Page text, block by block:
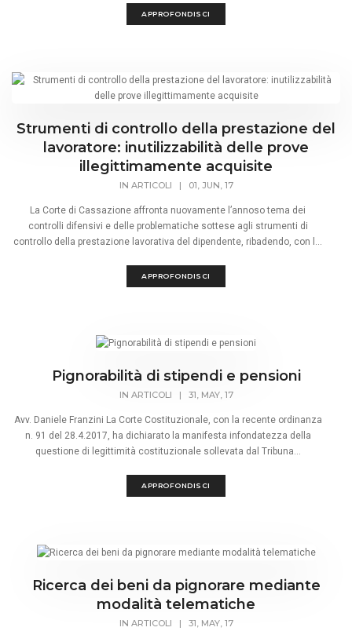
APPROFONDISCI
Strumenti di controllo della prestazione del
lavoratore: inutilizzabilità delle prove
illegittimamente acquisite
IN ARTICOLI | 01, JUN, 17
La Corte di Cassazione affronta nuovamente l’annoso tema dei
controlli difensivi e delle problematiche sottese agli strumenti di
controllo della prestazione lavorativa del dipendente, ribadendo, con l...
APPROFONDISCI
Pignorabilità di stipendi e pensioni
IN ARTICOLI | 31, MAY, 17
Avv. Daniele Franzini La Corte Costituzionale, con la recente ordinanza
n. 91 del 28.4.2017, ha dichiarato la manifesta infondatezza della
questione di legittimità costituzionale sollevata dal Tribuna...
APPROFONDISCI
Ricerca dei beni da pignorare mediante
modalità telematiche
IN ARTICOLI | 31, MAY, 17